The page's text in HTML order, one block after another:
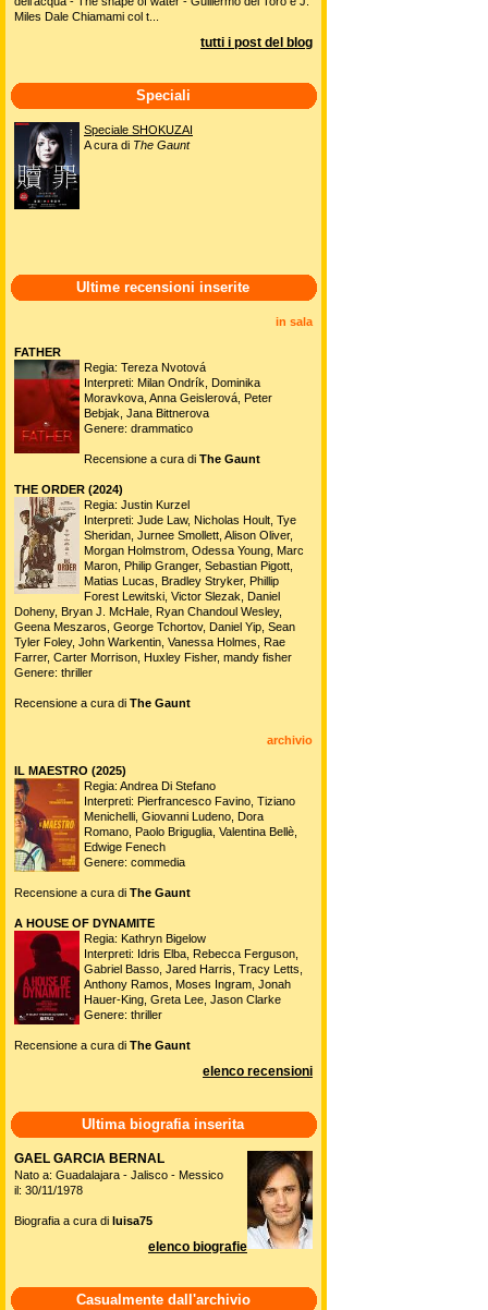
Miles Dale Chiamami col t...
tutti i post del blog
Speciali
Speciale SHOKUZAI
A cura di The Gaunt
Ultime recensioni inserite
in sala
FATHER
Regia: Tereza Nvotová
Interpreti: Milan Ondrík, Dominika
Moravkova, Anna Geislerová, Peter
Bebjak, Jana Bittnerova
Genere: drammatico
Recensione a cura di The Gaunt
THE ORDER (2024)
Regia: Justin Kurzel
Interpreti: Jude Law, Nicholas Hoult, Tye
Sheridan, Jurnee Smollett, Alison Oliver,
Morgan Holmstrom, Odessa Young, Marc
Maron, Philip Granger, Sebastian Pigott,
Matias Lucas, Bradley Stryker, Phillip
Forest Lewitski, Victor Slezak, Daniel
Doheny, Bryan J. McHale, Ryan Chandoul Wesley,
Geena Meszaros, George Tchortov, Daniel Yip, Sean
Tyler Foley, John Warkentin, Vanessa Holmes, Rae
Farrer, Carter Morrison, Huxley Fisher, mandy fisher
Genere: thriller
Recensione a cura di The Gaunt
archivio
IL MAESTRO (2025)
Regia: Andrea Di Stefano
Interpreti: Pierfrancesco Favino, Tiziano
Menichelli, Giovanni Ludeno, Dora
Romano, Paolo Briguglia, Valentina Bellè,
Edwige Fenech
Genere: commedia
Recensione a cura di The Gaunt
A HOUSE OF DYNAMITE
Regia: Kathryn Bigelow
Interpreti: Idris Elba, Rebecca Ferguson,
Gabriel Basso, Jared Harris, Tracy Letts,
Anthony Ramos, Moses Ingram, Jonah
Hauer-King, Greta Lee, Jason Clarke
Genere: thriller
Recensione a cura di The Gaunt
elenco recensioni
Ultima biografia inserita
GAEL GARCIA BERNAL
Nato a: Guadalajara - Jalisco - Messico
il: 30/11/1978
Biografia a cura di luisa75
elenco biografie
Casualmente dall'archivio